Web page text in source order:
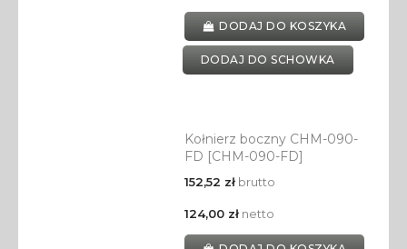
DODAJ DO KOSZYKA
DODAJ DO SCHOWKA
Kołnierz boczny CHM-090-
FD [CHM-090-FD]
152,52 złbrutto
124,00 złnetto